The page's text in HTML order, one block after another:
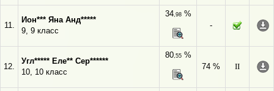
11.
Ион*** Яна Анд*****
9, 9 класс
34,98%
-
12.
Угл***** Еле** Сер******
10, 10 класс
80,55%
74 %
II